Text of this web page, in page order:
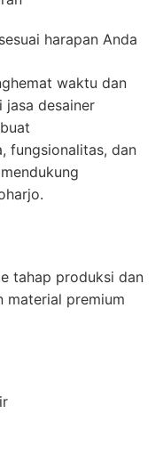
harapan Anda
waktu dan
jasa desainer
fungsionalitas, dan
tahap produksi dan
material premium